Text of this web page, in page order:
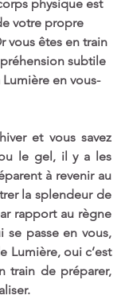
physique est
votre propre
vous êtes en train
subtile
en vous-
et vous savez
le gel, il y a les
à revenir au
la splendeur de
rapport au règne
se passe en vous,
Lumière, oui c’est
train de préparer,